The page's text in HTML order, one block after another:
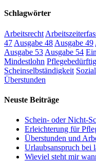
Schlagwörter
Arbeitsrecht
47 Ausgabe 48 Ausgabe 49
Ausgabe 53 Ausgabe 54
Mindestlohn
Scheinselbständigkeit
Überstunden
Neuste Beiträge
Schein- oder Nicht-
Erleichterung für
Überstunden und
Urlaubsanspruch bei
Wieviel steht mir